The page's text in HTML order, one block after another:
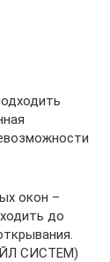
окон –
до
СИСТЕМ)